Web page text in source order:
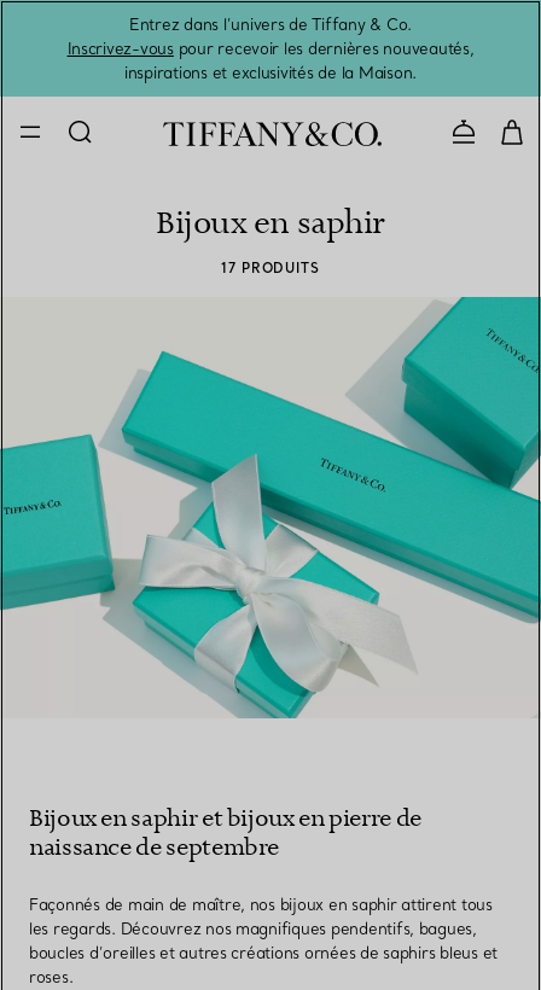
Entrez dans l’univers de Tiffany & Co.
Inscrivez-vouspour recevoir les dernières nouveautés,
inspirations et exclusivités de la Maison.
Bijoux en saphir
17 PRODUITS
Bijoux en saphir et bijoux en pierre de
naissance de septembre
Façonnés de main de maître, nos bijoux en saphir attirent tous
les regards. Découvrez nos magnifiques pendentifs, bagues,
boucles d’oreilles et autres créations ornées de saphirs bleus et
roses.